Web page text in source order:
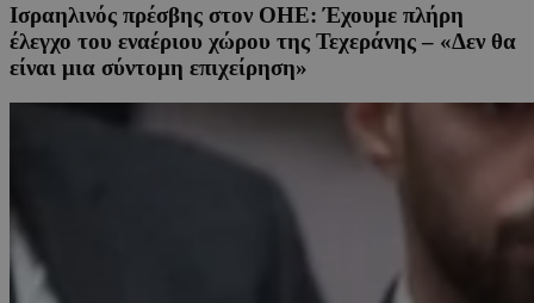
Ισραηλινός πρέσβης στον ΟΗΕ: Έχουμε πλήρη
έλεγχο του εναέριου χώρου της Τεχεράνης – «Δεν θα
είναι μια σύντομη επιχείρηση»